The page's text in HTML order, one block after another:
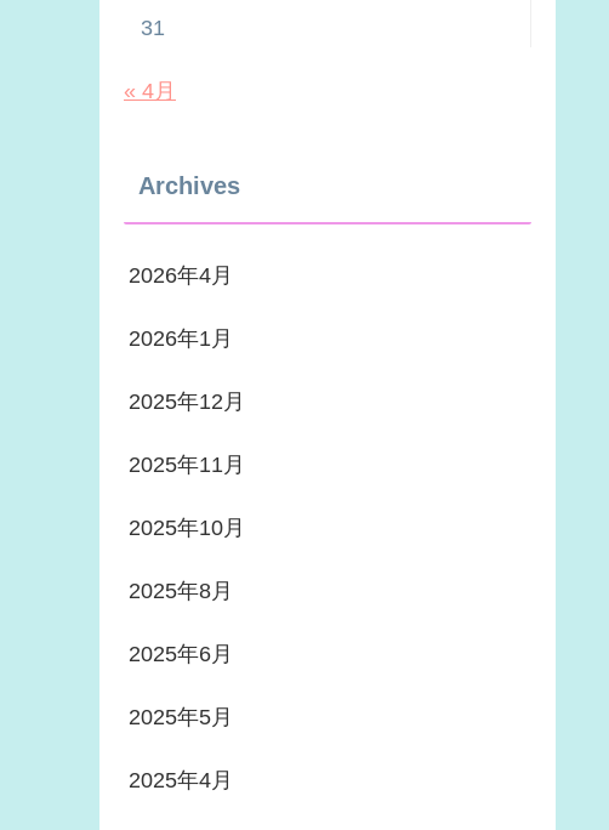
31
« 4月
Archives
2026年4月
2026年1月
2025年12月
2025年11月
2025年10月
2025年8月
2025年6月
2025年5月
2025年4月